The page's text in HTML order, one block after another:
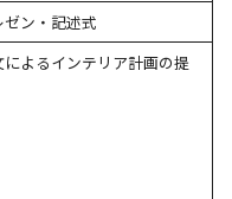
ゼン・記述式
によるインテリア計画の提